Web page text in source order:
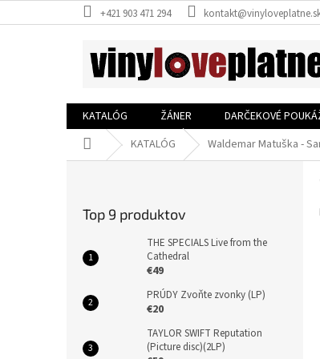
na
+421 903 471 294
KATALÓG ŽÁNER DARČEKOVÉ
DomovKATALÓG Waldemar Matuška -
Top 9 produktov
THE SPECIALS Live from the
Cathedral
€49
PRÚDY Zvoňte zvonky (LP)
€20
TAYLOR SWIFT Reputation
(Picture disc)(2LP)